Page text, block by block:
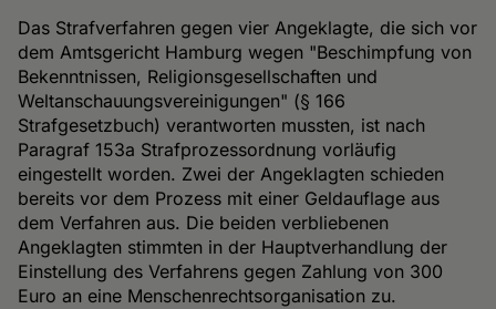
Das Strafverfahren gegen vier Angeklagte, die sich vor
dem Amtsgericht Hamburg wegen "Beschimpfung von
Bekenntnissen, Religionsgesellschaften und
Weltanschauungsvereinigungen" (§ 166
Strafgesetzbuch) verantworten mussten, ist nach
Paragraf 153a Strafprozessordnung vorläufig
eingestellt worden. Zwei der Angeklagten schieden
bereits vor dem Prozess mit einer Geldauflage aus
dem Verfahren aus. Die beiden verbliebenen
Angeklagten stimmten in der Hauptverhandlung der
Einstellung des Verfahrens gegen Zahlung von 300
Euro an eine Menschenrechtsorganisation zu.